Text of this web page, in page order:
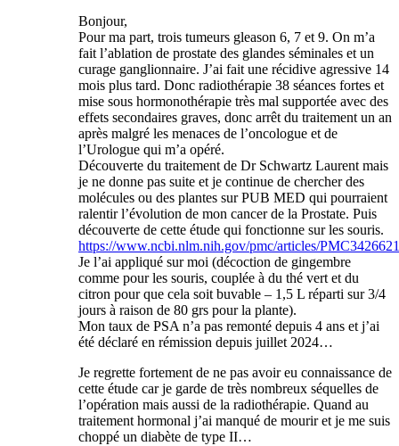
Bonjour,
Pour ma part, trois tumeurs gleason 6, 7 et 9. On m’a
fait l’ablation de prostate des glandes séminales et un
curage ganglionnaire. J’ai fait une récidive agressive 14
mois plus tard. Donc radiothérapie 38 séances fortes et
mise sous hormonothérapie très mal supportée avec des
effets secondaires graves, donc arrêt du traitement un an
après malgré les menaces de l’oncologue et de
l’Urologue qui m’a opéré.
Découverte du traitement de Dr Schwartz Laurent mais
je ne donne pas suite et je continue de chercher des
molécules ou des plantes sur PUB MED qui pourraient
ralentir l’évolution de mon cancer de la Prostate. Puis
découverte de cette étude qui fonctionne sur les souris.
https://www.ncbi.nlm.nih.gov/pmc/articles/
Je l’ai appliqué sur moi (décoction de gingembre
comme pour les souris, couplée à du thé vert et du
citron pour que cela soit buvable – 1,5 L réparti sur 3/4
jours à raison de 80 grs pour la plante).
Mon taux de PSA n’a pas remonté depuis 4 ans et j’ai
été déclaré en rémission depuis juillet 2024…
Je regrette fortement de ne pas avoir eu connaissance de
cette étude car je garde de très nombreux séquelles de
l’opération mais aussi de la radiothérapie. Quand au
traitement hormonal j’ai manqué de mourir et je me suis
choppé un diabète de type II…